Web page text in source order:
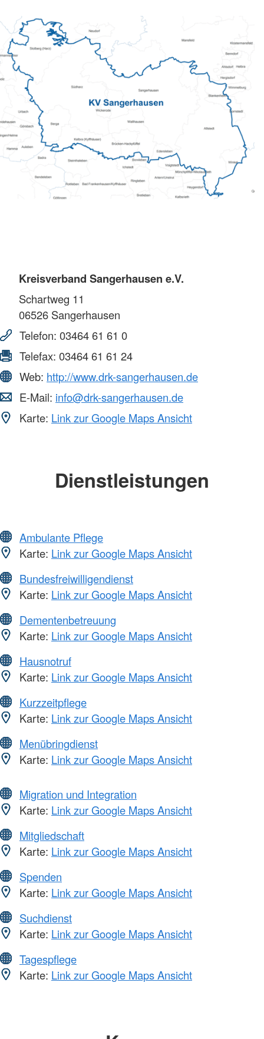
Kreisverband Sangerhausen e.V.
Schartweg 11
06526 Sangerhausen
Telefon: 03464 61 61 0
Telefax: 03464 61 61 24
Web: http://www.drk-sangerhausen.de
E-Mail: info@drk-sangerhausen.de
Karte: Link zur Google Maps Ansicht
Dienstleistungen
Ambulante Pflege
Karte: Link zur Google Maps Ansicht
Bundesfreiwilligendienst
Karte: Link zur Google Maps Ansicht
Dementenbetreuung
Karte: Link zur Google Maps Ansicht
Hausnotruf
Karte: Link zur Google Maps Ansicht
Kurzzeitpflege
Karte: Link zur Google Maps Ansicht
Menübringdienst
Karte: Link zur Google Maps Ansicht
Migration und Integration
Karte: Link zur Google Maps Ansicht
Mitgliedschaft
Karte: Link zur Google Maps Ansicht
Spenden
Karte: Link zur Google Maps Ansicht
Suchdienst
Karte: Link zur Google Maps Ansicht
Tagespflege
Karte: Link zur Google Maps Ansicht